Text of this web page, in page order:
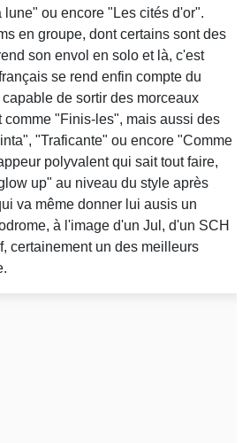
ou encore "Les cités d'or".
en groupe, dont certains sont des
son envol en solo et là, c'est
se rend enfin compte du
de sortir des morceaux
comme "Finis-les", mais aussi des
"Traficante" ou encore "Comme
polyvalent qui sait tout faire,
up" au niveau du style après
va même donner lui ausis un
à l'image d'un Jul, d'un SCH
certainement un des meilleurs